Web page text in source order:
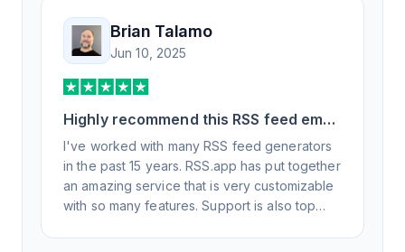
Brian Talamo
Jun 10, 2025
Highly recommend this RSS feed email
/ widget generator service.
I've worked with many RSS feed generators
in the past 15 years. RSS.app has put together
an amazing service that is very customizable
with so many features. Support is also top